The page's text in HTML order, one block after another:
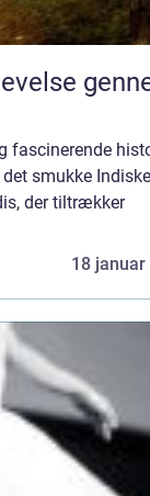
fascinerende
smukke Indiske
der tiltrækker
18 januar